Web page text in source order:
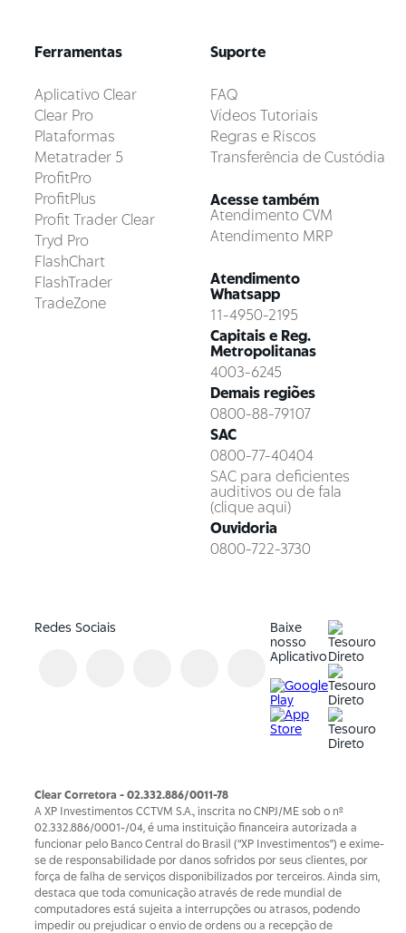
Ferramentas
Aplicativo Clear
Clear Pro
Plataformas
Metatrader 5
ProfitPro
ProfitPlus
Profit Trader Clear
Tryd Pro
FlashChart
FlashTrader
TradeZone
Suporte
FAQ
Vídeos Tutoriais
Regras e Riscos
Transferência de Custódia
Acesse também
Atendimento CVM
Atendimento MRP
Atendimento
Whatsapp
11-4950-2195
Capitais e Reg.
Metropolitanas
4003-6245
Demais regiões
0800-88-79107
SAC
0800-77-40404
SAC para deficientes
auditivos ou de fala
(clique aqui)
Ouvidoria
0800-722-3730
Redes Sociais
Baixe
nosso
Aplicativo
Clear Corretora - 02.332.886/0011-78
A XP Investimentos CCTVM S.A., inscrita no CNPJ/ME sob o nº
02.332.886/0001-/­04, é uma instituição financeira autorizada a
funcionar pelo Banco Central do Brasil (“XP Investimentos”) e exime-
se de responsabilidade por danos sofridos por seus clientes, por
força de falha de serviços disponibilizados por terceiros. Ainda sim,
destaca que toda comunicação através de rede mundial de
computadores está sujeita a interrupções ou atrasos, podendo
impedir ou prejudicar o envio de ordens ou a recepção de